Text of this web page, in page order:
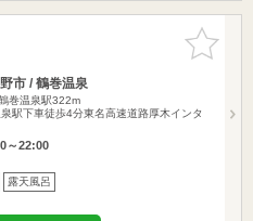
お気に入
りに追加
市 / 鶴巻温泉
巻温泉駅322m
駅下車徒歩4分東名高速道路厚木インタ
～22:00
露天風呂